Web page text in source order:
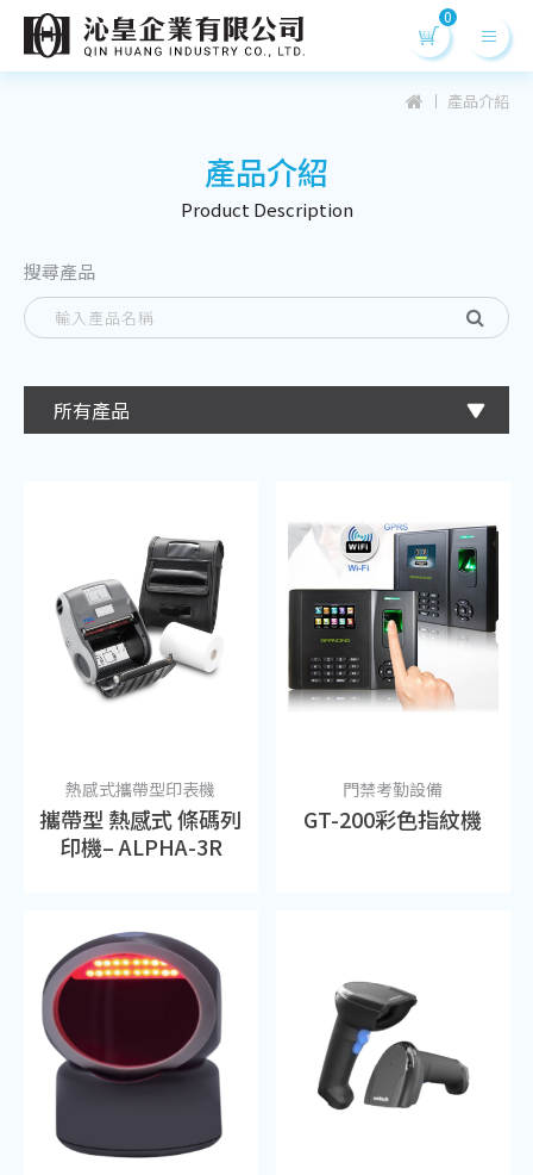
產品介紹
產品介紹
Product Description
搜尋產品
所有產品
熱感式攜帶型印表機
攜帶型 熱感式 條碼列
印機– ALPHA-3R
門禁考勤設備
GT-200彩色指紋機